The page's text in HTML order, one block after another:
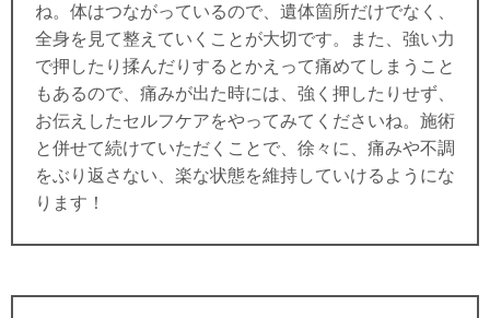
ね。体はつながっているので、遺体箇所だけでなく、
全身を見て整えていくことが大切です。また、強い力
で押したり揉んだりするとかえって痛めてしまうこと
もあるので、痛みが出た時には、強く押したりせず、
お伝えしたセルフケアをやってみてくださいね。施術
と併せて続けていただくことで、徐々に、痛みや不調
をぶり返さない、楽な状態を維持していけるようにな
ります！